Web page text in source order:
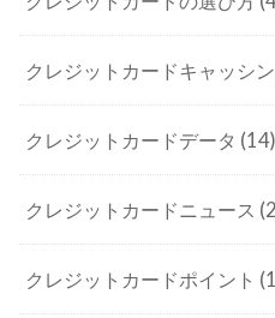
クレジットカードキャッシ
クレジットカードデータ (14)
クレジットカードニュース
クレジットカードポイント